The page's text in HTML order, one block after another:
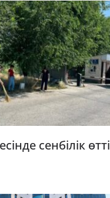
сенбілік өтті